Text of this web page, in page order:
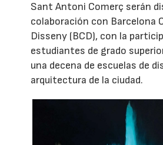
Sant Antoni Comerç serán
colaboración con Barcelona
Disseny (BCD), con la
estudiantes de grado
una decena de escuelas de
arquitectura de la ciudad.